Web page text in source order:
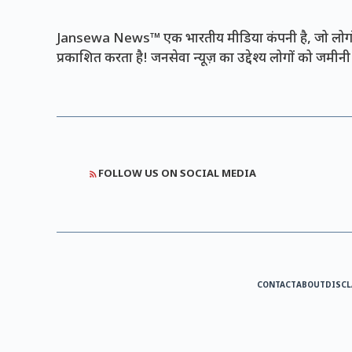
Jansewa News™ एक भारतीय मीडिया कंपनी है, जो
प्रकाशित करता है! जनसेवा न्यूज़ का उद्देश्य लोगों को
FOLLOW US ON SOCIAL MEDIA
CONTACTABOUT